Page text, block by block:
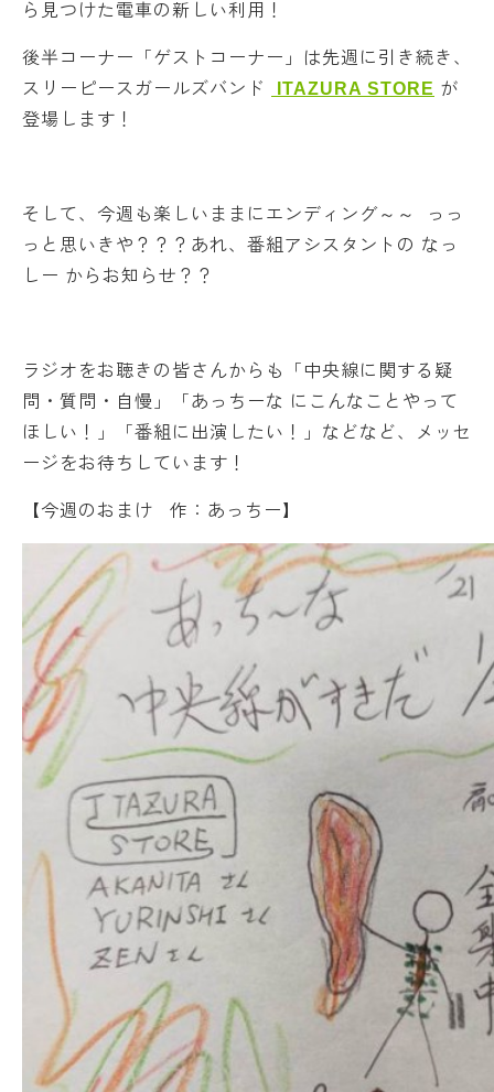
ら見つけた電車の新しい利用！
後半コーナー「ゲストコーナー」は先週に引き続き、
スリーピースガールズバンド
ITAZURA STORE が
登場します！
そして、今週も楽しいままにエンディング～～ っっ
っと思いきや？？？あれ、番組アシスタントの なっ
しー からお知らせ？？
ラジオをお聴きの皆さんからも「中央線に関する疑
問・質問・自慢」「あっちーな にこんなことやって
ほしい！」「番組に出演したい！」などなど、メッセ
ージをお待ちしています！
【今週のおまけ 作：あっちー】